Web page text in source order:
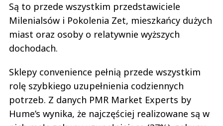
Są to przede wszystkim przedstawiciele
Milenialsów i Pokolenia Zet, mieszkańcy dużych
miast oraz osoby o relatywnie wyższych
dochodach.
Sklepy convenience pełnią przede wszystkim
rolę szybkiego uzupełnienia codziennych
potrzeb. Z danych PMR Market Experts by
Hume’s wynika, że najczęściej realizowane są w